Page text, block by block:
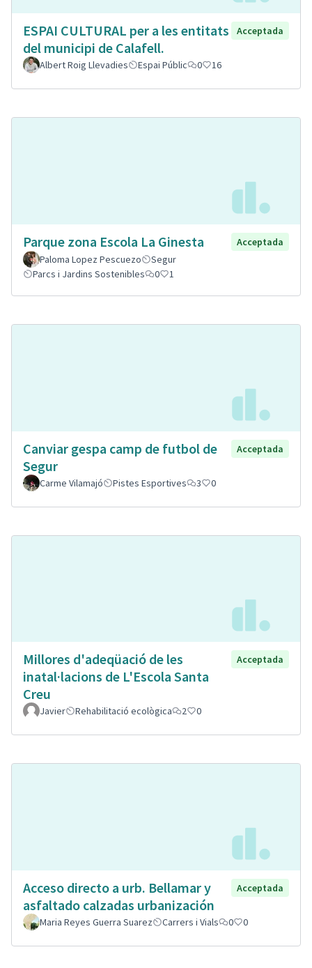
ESPAI CULTURAL per a les entitats
del municipi de Calafell.
Acceptada
Albert Roig Llevadies Espai Públic 0 16
Parque zona Escola La Ginesta
Acceptada
Paloma Lopez Pescuezo
Segur
Parcs i Jardins Sostenibles
0 1
Canviar gespa camp de futbol de
Segur
Acceptada
Carme Vilamajó Pistes Esportives 3 0
Millores d'adeqüació de les
inatal·lacions de L'Escola Santa
Creu
Acceptada
Javier Rehabilitació ecològica 2 0
Acceso directo a urb. Bellamar y
asfaltado calzadas urbanización
Acceptada
Maria Reyes Guerra Suarez Carrers i Vials 0 0